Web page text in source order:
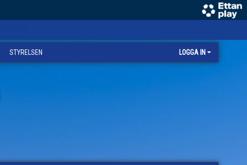
STYRELSEN LOGGA IN